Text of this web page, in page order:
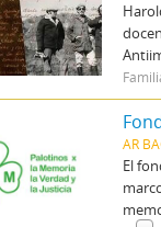
AR
El